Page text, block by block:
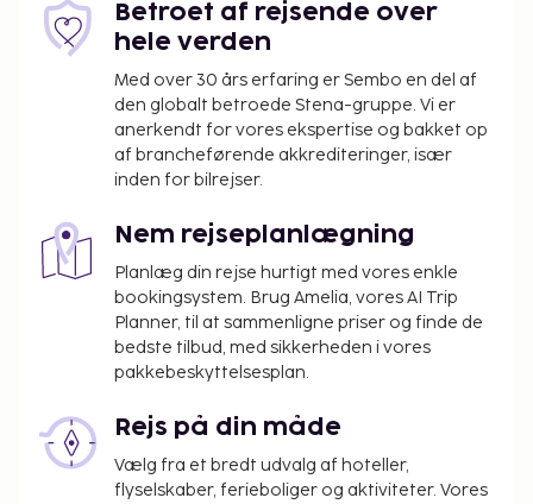
Betroet af rejsende over
hele verden
Med over 30 års erfaring er Sembo en del af
den globalt betroede Stena-gruppe. Vi er
anerkendt for vores ekspertise og bakket op
af brancheførende akkrediteringer, især
inden for bilrejser.
Nem rejseplanlægning
Planlæg din rejse hurtigt med vores enkle
bookingsystem. Brug Amelia, vores AI Trip
Planner, til at sammenligne priser og finde de
bedste tilbud, med sikkerheden i vores
pakkebeskyttelsesplan.
Rejs på din måde
Vælg fra et bredt udvalg af hoteller,
flyselskaber, ferieboliger og aktiviteter. Vores